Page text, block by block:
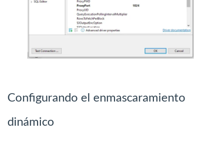
Configurando el enmascaramiento
dinámico